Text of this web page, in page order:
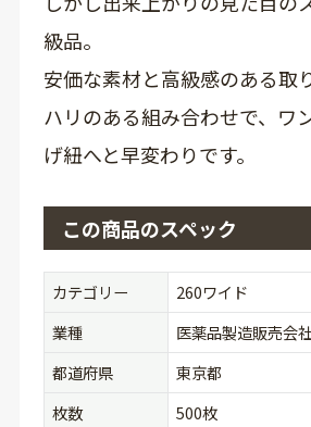
級品。
安価な素材と高級感のある取
ハリのある組み合わせで、ワ
げ紐へと早変わりです。
この商品のスペック
カテゴリー
260ワイド
業種
医薬品製造販売会
都道府県
東京都
枚数
500枚